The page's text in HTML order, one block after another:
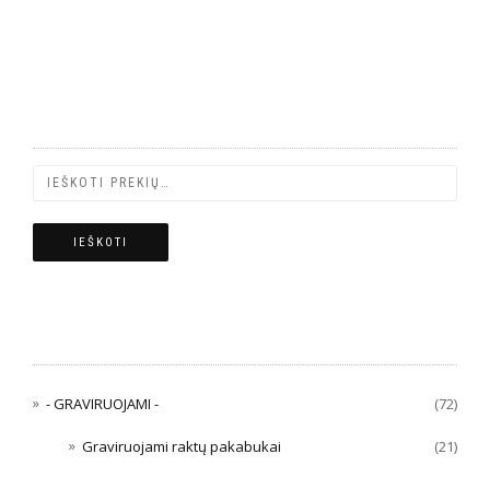
IEŠKOTI
- GRAVIRUOJAMI - (72)
Graviruojami raktų pakabukai (21)